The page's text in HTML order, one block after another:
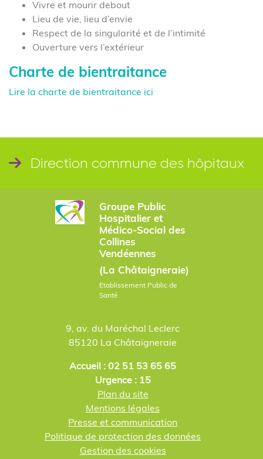
Vivre et mourir debout
Lieu de vie, lieu d’envie
Respect de la singularité et de l’intimité
Ouverture vers l’extérieur
Charte de bientraitance
Lire la charte de bientraitance ici
Direction commune des hôpitaux
Groupe Public
Hospitalier et
Médico-Social des
Collines
Vendéennes
(La Châtaigneraie)
Etablissement Public de
Santé
9, av. du Maréchal Leclerc
85120 La Châtaigneraie
Accueil : 02 51 53 65 65
Urgence : 15
Plan du site
Mentions légales
Presse et communication
Politique de protection des données
Gestion des cookies